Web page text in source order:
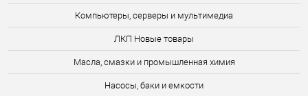
Компьютеры, серверы и мультимедиа
ЛКП Новые товары
Масла, смазки и промышленная химия
Насосы, баки и емкости